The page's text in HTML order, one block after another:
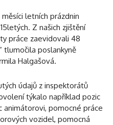
letních prázdnin
Z našich zjištění
práce zaevidovali 48
tlumočila poslankyně
Halgašová.
údajů z inspektorátů
týkalo například pozic
animátorovi, pomocné práce
vozidel, pomocná